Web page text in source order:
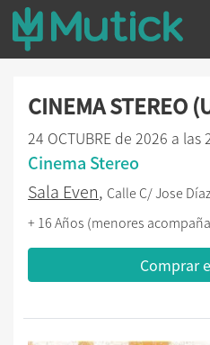
CINEMA STEREO
24 OCTUBRE de 2026 a las
Cinema Stereo
Sala Even, Calle C/ Jose
+ 16 Años (menores
Comprar